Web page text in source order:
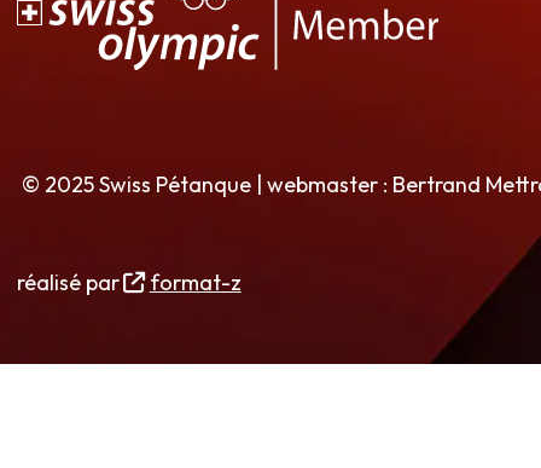
© 2025 Swiss Pétanque | webmaster : Bertrand
réalisé par format-z